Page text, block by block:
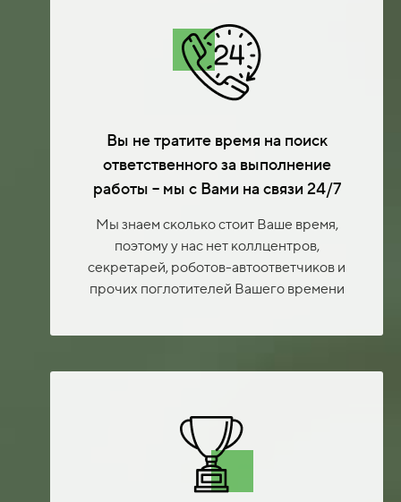
Вы не тратите время на поиск
ответственного за выполнение
работы – мы с Вами на связи 24/7
Мы знаем сколько стоит Ваше время,
поэтому у нас нет коллцентров,
секретарей, роботов-автоответчиков и
прочих поглотителей Вашего времени